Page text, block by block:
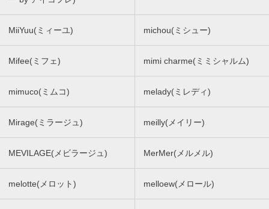
MiiYuu(ミィーユ) michou(ミシュー)
Mifee(ミフェ) mimi charme(ミミシャルム)
mimuco(ミムコ) melady(ミレディ)
Mirage(ミラージュ) meilly(メイリー)
MEVILAGE(メビラージュ) MerMer(メルメル)
melotte(メロット) melloew(メロール)